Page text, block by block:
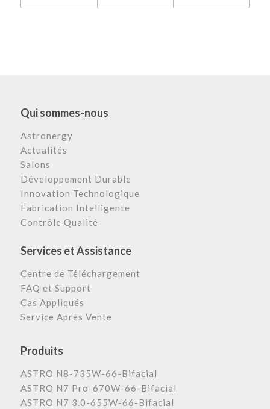
Qui sommes-nous
Astronergy
Actualités
Salons
Développement Durable
Innovation Technologique
Fabrication Intelligente
Contrôle Qualité
Services et Assistance
Centre de Téléchargement
FAQ et Support
Cas Appliqués
Service Après Vente
Produits
ASTRO N8-735W-66-Bifacial
ASTRO N7 Pro-670W-66-Bifacial
ASTRO N7 3.0-655W-66-Bifacial